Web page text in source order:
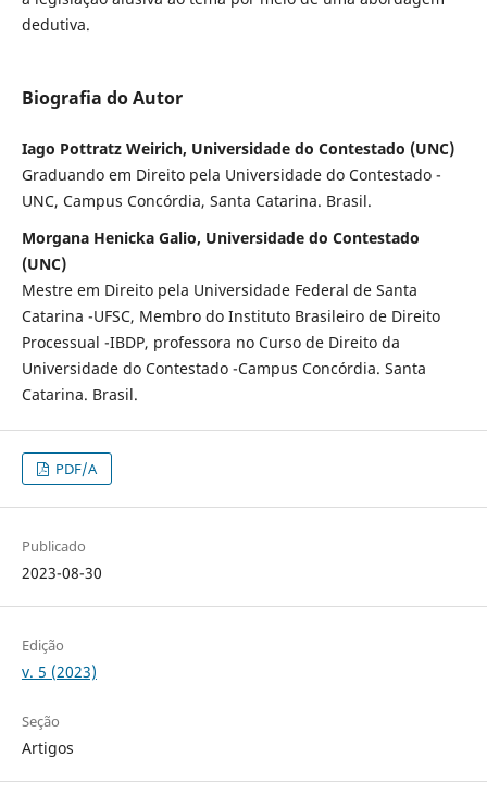
dedutiva.
Biografia do Autor
Iago Pottratz Weirich, Universidade do Contestado (UNC)
Graduando em Direito pela Universidade do Contestado -
UNC, Campus Concórdia, Santa Catarina. Brasil.
Morgana Henicka Galio, Universidade do Contestado
(UNC)
Mestre em Direito pela Universidade Federal de Santa
Catarina -UFSC, Membro do Instituto Brasileiro de Direito
Processual -IBDP, professora no Curso de Direito da
Universidade do Contestado -Campus Concórdia. Santa
Catarina. Brasil.
PDF/A
Publicado
2023-08-30
Edição
v. 5 (2023)
Seção
Artigos